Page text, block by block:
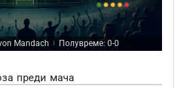
Mandach Полувреме: 0-0
преди мача